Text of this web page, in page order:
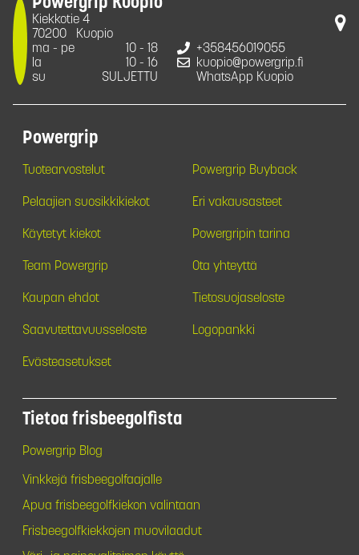
Kiekkotie 4
70200
Kuopio
ma - pe
10 - 18
la
10 - 16
su
SULJETTU
+358456019055
kuopio@powergrip.fi
WhatsApp Kuopio
Powergrip
Tuotearvostelut Powergrip Buyback
Pelaajien suosikkikiekot Eri vakausasteet
Käytetyt kiekot Powergripin tarina
Team Powergrip Ota yhteyttä
Kaupan ehdot Tietosuojaseloste
Saavutettavuusseloste Logopankki
Evästeasetukset
Tietoa frisbeegolfista
Powergrip Blog
Vinkkejä frisbeegolfaajalle
Apua frisbeegolfkiekon valintaan
Frisbeegolfkiekkojen muovilaadut